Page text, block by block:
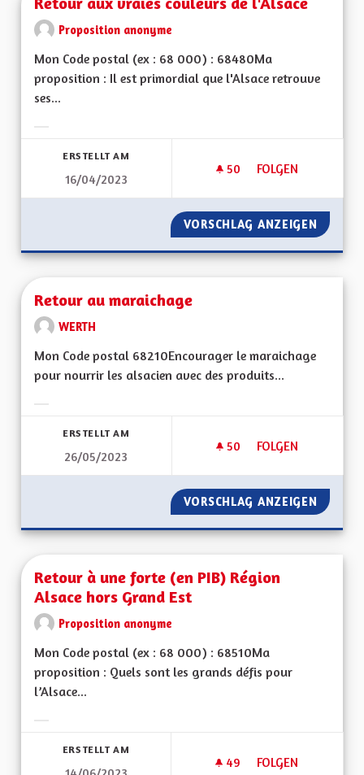
Proposition anonyme
Mon Code postal (ex : 68 000) : 68480Ma
proposition : Il est primordial que l'Alsace retrouve
ses...
ERSTELLT AM
16/04/2023
50 50 FOLLOWER
FOLGEN
RETOUR AUX
VORSCHLAG ANZEIGEN
Retour au maraichage
WERTH
Mon Code postal 68210Encourager le maraichage
pour nourrir les alsacien avec des produits...
ERSTELLT AM
26/05/2023
50 50 FOLLOWER
FOLGEN
RETOUR AU
VORSCHLAG ANZEIGEN
Retour à une forte (en PIB) Région
Alsace hors Grand Est
Proposition anonyme
Mon Code postal (ex : 68 000) : 68510Ma
proposition : Quels sont les grands défis pour
l’Alsace...
ERSTELLT AM
49 49 FOLLOWER
FOLGEN